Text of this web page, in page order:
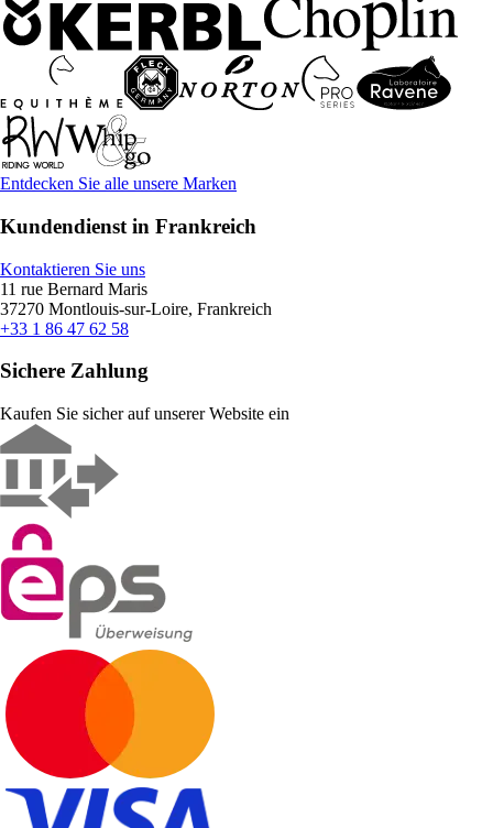
Entdecken Sie alle unsere Marken
Kundendienst in Frankreich
Kontaktieren Sie uns
11 rue Bernard Maris
37270 Montlouis-sur-Loire, Frankreich
+33 1 86 47 62 58
Sichere Zahlung
Kaufen Sie sicher auf unserer Website ein